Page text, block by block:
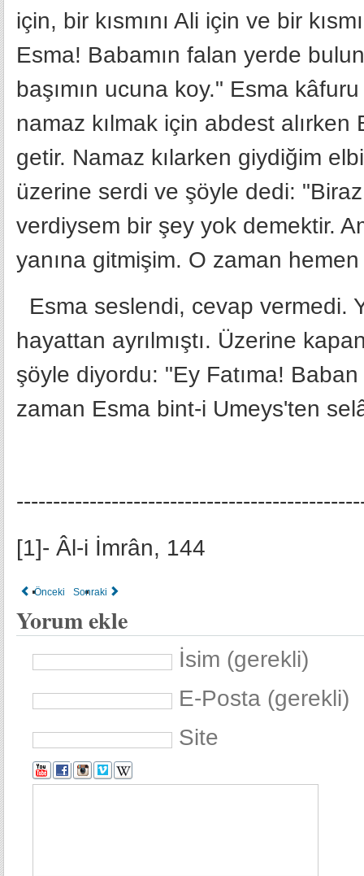
için, bir kısmını Ali için ve bir
Esma! Babamın falan yerde
başımın ucuna koy." Esma
namaz kılmak için abdest
getir. Namaz kılarken giydiğim
üzerine serdi ve şöyle dedi:
verdiysem bir şey yok demektir.
yanına gitmişim. O zaman hemen
Esma seslendi, cevap vermedi.
hayattan ayrılmıştı. Üzerine
şöyle diyordu: "Ey Fatıma!
zaman Esma bint-i Umeys'ten
[1]- Âl-i İmrân, 144
Önceki Sonraki
Yorum ekle
İsim (gerekli)
E-Posta (gerekli)
Site